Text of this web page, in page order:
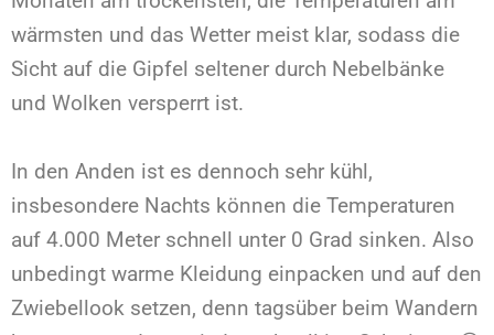
wärmsten und das Wetter meist klar, sodass die
Sicht auf die Gipfel seltener durch Nebelbänke
und Wolken versperrt ist.
In den Anden ist es dennoch sehr kühl,
insbesondere Nachts können die Temperaturen
auf 4.000 Meter schnell unter 0 Grad sinken. Also
unbedingt warme Kleidung einpacken und auf den
Zwiebellook setzen, denn tagsüber beim Wandern